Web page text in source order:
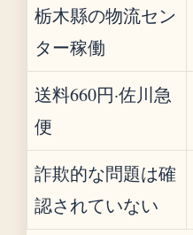
栃木縣の物流セン
ター稼働
送料660円·佐川急
便
詐欺的な問題は確
認されていない